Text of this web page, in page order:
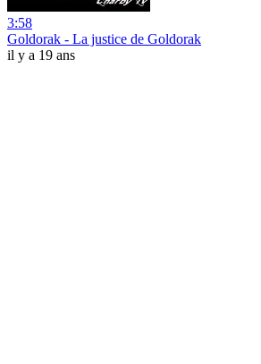
3:58
Goldorak - La justice de Goldorak
il y a 19 ans